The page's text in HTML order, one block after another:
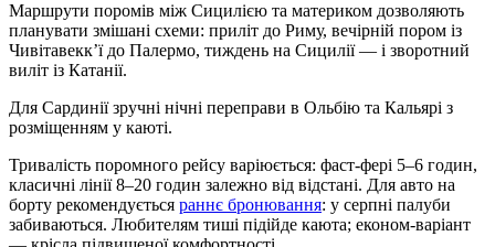
Маршрути поромів між Сицилією та материком дозволяють
планувати змішані схеми: приліт до Риму, вечірній пором із
Чивітавекк’ї до Палермо, тиждень на Сицилії — і зворотний
виліт із Катанії.
Для Сардинії зручні нічні переправи в Ольбію та Кальярі з
розміщенням у каюті.
Тривалість поромного рейсу варіюється: фаст-фері 5–6 годин,
класичні лінії 8–20 годин залежно від відстані. Для авто на
борту рекомендується раннє бронювання: у серпні палуби
забиваються. Любителям тиші підійде каюта; економ-варіант